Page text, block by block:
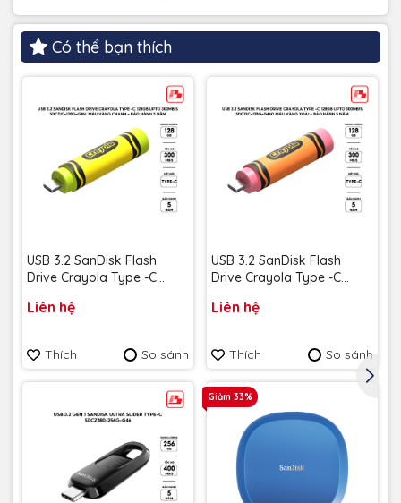
Có thể bạn thích
USB 3.2 SanDisk Flash
Drive Crayola Type -C
SDCZIC-128G-G46L màu
năm
Liên hệ
Thích So sánh
USB 3.2 SanDisk Flash
Drive Crayola Type -C
SDCZIC-128G-G46O màu
năm
Liên hệ
Thích So sánh
Giảm 33%